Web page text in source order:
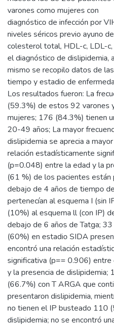
varones como mujeres con
diagnóstico de infección por
niveles séricos previo ayuno de
colesterol total, HDL-c, LDL-
el diagnóstico de dislipidemia,
mismo se recopilo datos de
tiempo y estadio de
Los resultados fueron: La
(59.3%) de estos 92 varones
mujeres; 176 (84.3%) tienen
20-49 años; La mayor
dislipidemia se aprecia a
relación estadísticamente
(p=0.048) entre la edad y la
(61 %) de los pacientes están
debajo de 4 años de tiempo
pertenecían al esquema I (sin
(10%) al esquema ll (con IP)
debajo de 6 años de Tatga; 33
(60%) en estadio SIDA
encontró una relación
significativa (p== 0.906)
y la presencia de dislipidemia;
(66.7%) con T ARGA que
presentaron dislipidemia,
no tienen el IP busteado 110
dislipidemia; no se encontró